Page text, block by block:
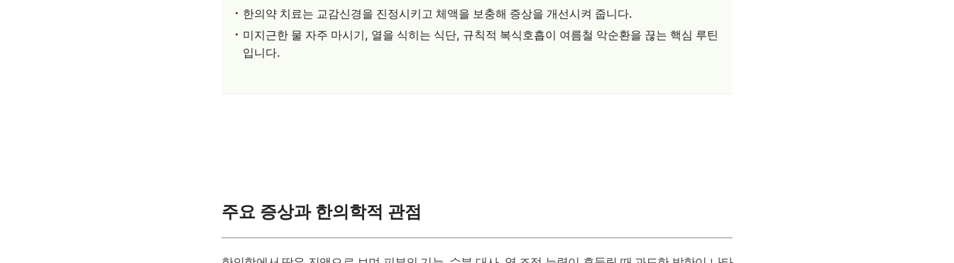
한의약 치료는 교감신경을 진정시키고 체액을 보충해 증상을 개선시켜 줍니다.
미지근한 물 자주 마시기, 열을 식히는 식단, 규칙적 복식호흡이 여름철 악순환을 끊는 핵심 루틴
입니다.
주요 증상과 한의학적 관점